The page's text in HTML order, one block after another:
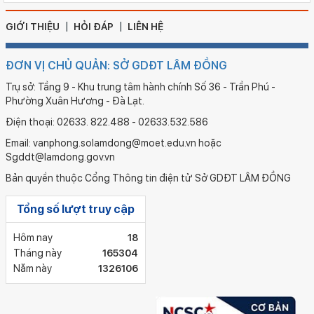
GIỚI THIỆU HỎI ĐÁP LIÊN HỆ
ĐƠN VỊ CHỦ QUẢN: SỞ GDĐT LÂM ĐỒNG
Trụ sở: Tầng 9 - Khu trung tâm hành chính Số 36 - Trần Phú -
Phường Xuân Hương - Đà Lạt.
Điện thoại: 02633. 822.488 - 02633.532.586
Email: vanphong.solamdong@moet.edu.vn hoặc
Sgddt@lamdong.gov.vn
Bản quyền thuộc Cổng Thông tin điện tử Sở GDĐT LÂM ĐỒNG
Tổng số lượt truy cập
Hôm nay
18
Tháng này
165304
Năm này
1326106